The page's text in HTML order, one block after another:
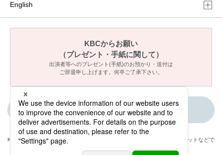
English
KBCからお願い
（プレゼント・手紙に関して）
出演者等へのプレゼント(手紙)のお預かり・送付は
ご辞退申し上げます。何卒ご了承下さい。
ご意見・メッセージ
KBCが取材・撮影した情報・映像は国内外のテレビ・ラジオ・インターネットなどで